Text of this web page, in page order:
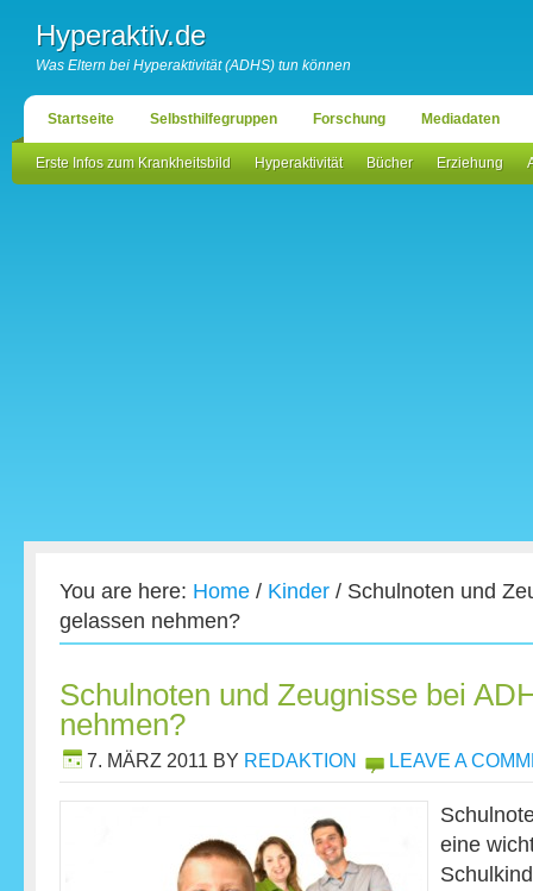
Hyperaktiv.de
Was Eltern bei Hyperaktivität (ADHS) tun können
Startseite Selbsthilfegruppen Forschung Mediadaten
Erste Infos zum Krankheitsbild Hyperaktivität Bücher Erziehung
You are here: Home / Kinder / Schulnoten und
gelassen nehmen?
Schulnoten und Zeugnisse bei
nehmen?
7. MÄRZ 2011 BY REDAKTION LEAVE A
eine